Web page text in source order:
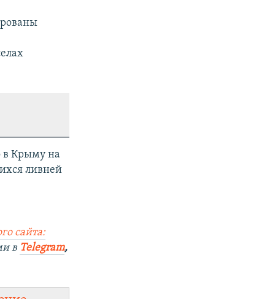
в Крыму на
ливней
сайта:
в Telegram,